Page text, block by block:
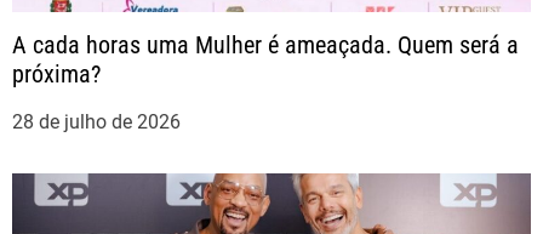
A cada horas uma Mulher é ameaçada. Quem será a
próxima?
28 de julho de 2026